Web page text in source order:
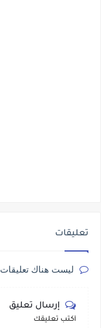
تعليقات
ليست هناك تعليقات
إرسال تعليق
أكتب تعليقك